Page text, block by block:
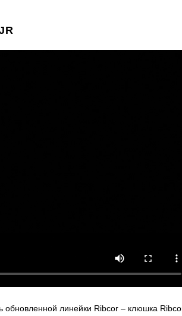
обновленной линейки Ribcor – клюшка